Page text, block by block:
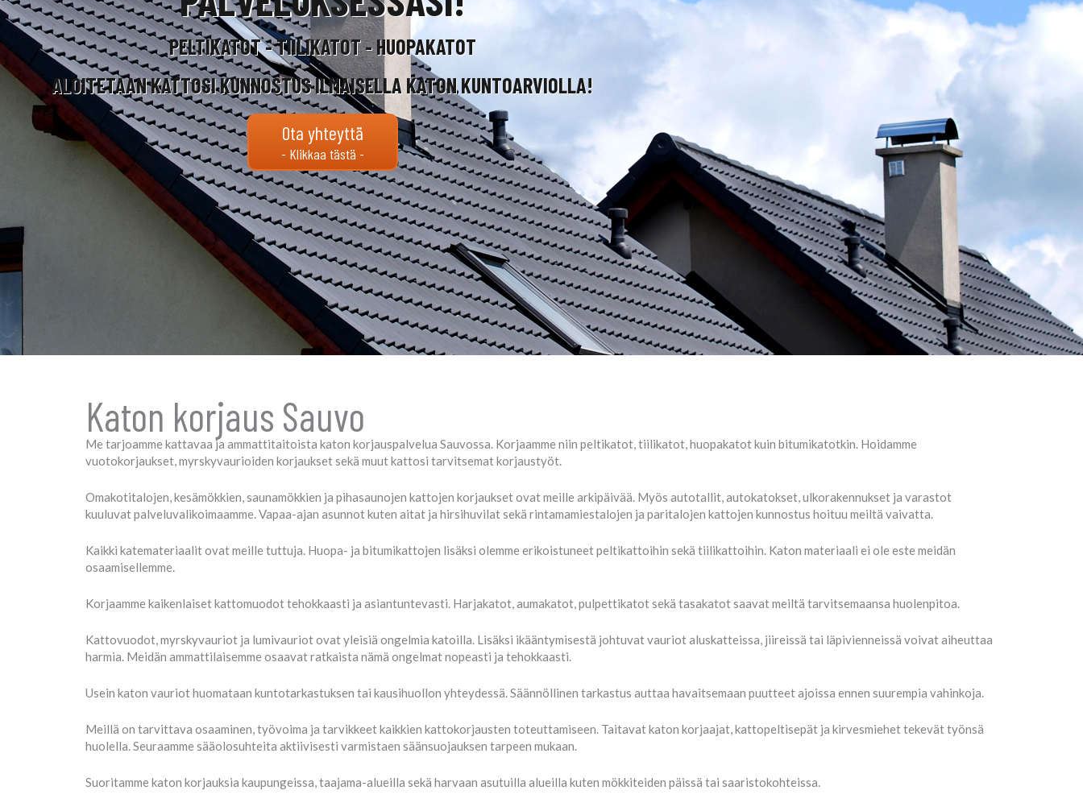
PELTIKATOT - TIILIKATOT - HUOPAKATOT
ALOITETAAN KATTOSI KUNNOSTUS ILMAISELLA KATON KUNTOARVIOLLA!
Ota yhteyttä
Katon korjaus Sauvo
Me tarjoamme kattavaa ja ammattitaitoista katon korjauspalvelua Sauvossa. Korjaamme niin peltikatot, tiilikatot, huopakatot kuin bitumikatotkin. Hoidamme
vuotokorjaukset, myrskyvaurioiden korjaukset sekä muut kattosi tarvitsemat korjaustyöt.
Omakotitalojen, kesämökkien, saunamökkien ja pihasaunojen kattojen korjaukset ovat meille arkipäivää. Myös autotallit, autokatokset, ulkorakennukset ja varastot
kuuluvat palveluvalikoimaamme. Vapaa-ajan asunnot kuten aitat ja hirsihuvilat sekä rintamamiestalojen ja paritalojen kattojen kunnostus hoituu meiltä vaivatta.
Kaikki katemateriaalit ovat meille tuttuja. Huopa- ja bitumikattojen lisäksi olemme erikoistuneet peltikattoihin sekä tiilikattoihin. Katon materiaali ei ole este meidän
osaamisellemme.
Korjaamme kaikenlaiset kattomuodot tehokkaasti ja asiantuntevasti. Harjakatot, aumakatot, pulpettikatot sekä tasakatot saavat meiltä tarvitsemaansa huolenpitoa.
Kattovuodot, myrskyvauriot ja lumivauriot ovat yleisiä ongelmia katoilla. Lisäksi ikääntymisestä johtuvat vauriot aluskatteissa, jiireissä tai läpivienneissä voivat aiheuttaa
harmia. Meidän ammattilaisemme osaavat ratkaista nämä ongelmat nopeasti ja tehokkaasti.
Usein katon vauriot huomataan kuntotarkastuksen tai kausihuollon yhteydessä. Säännöllinen tarkastus auttaa havaitsemaan puutteet ajoissa ennen suurempia vahinkoja.
Meillä on tarvittava osaaminen, työvoima ja tarvikkeet kaikkien kattokorjausten toteuttamiseen. Taitavat katon korjaajat, kattopeltisepät ja kirvesmiehet tekevät työnsä
huolella. Seuraamme sääolosuhteita aktiivisesti varmistaen säänsuojauksen tarpeen mukaan.
Suoritamme katon korjauksia kaupungeissa, taajama-alueilla sekä harvaan asutuilla alueilla kuten mökkiteiden päissä tai saaristokohteissa.